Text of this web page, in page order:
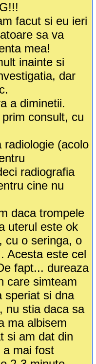
facut si eu ieri
sa va
mea!
inainte si
dar
a diminetii.
consult, cu
radiologie (acolo
radiografia
cine nu
daca trompele
uterul este ok
cu o seringa, o
Acesta este cel
fapt... dureaza
care simteam
speriat si dna
nu stia daca sa
ma albisem
si am dat din
a mai fost